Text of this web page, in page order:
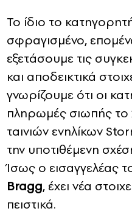
Το ίδιο το
σφραγισμένο,
εξετάσουμε τις
και αποδεικτικά
γνωρίζουμε ότι οι
πληρωμές σιωπής το
ταινιών ενηλίκων
την υποτιθέμενη
Ίσως ο εισαγγελέας
Bragg, έχει νέα
πειστικά.